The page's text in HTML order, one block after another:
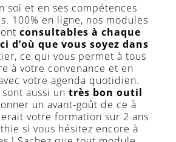
soi et en ses compétences
100% en ligne, nos modules
consultables à chaque
d’où que vous soyez dans
ce qui vous permet à tous
à votre convenance et en
votre agenda quotidien.
sont aussi untrès bon outil
un avant-goût de ce à
votre formation sur 2 ans
si vous hésitez encore à